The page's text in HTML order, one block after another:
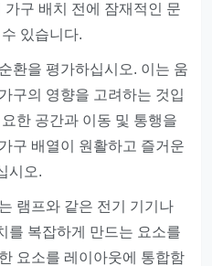
구 배치 전에 잠재적인 문
있습니다.
환을 평가하십시오. 이는 움
구의 영향을 고려하는 것입
한 공간과 이동 및 통행을
구 배열이 원활하고 즐거운
시오.
램프와 같은 전기 기기나
를 복잡하게 만드는 요소를
요소를 레이아웃에 통합함